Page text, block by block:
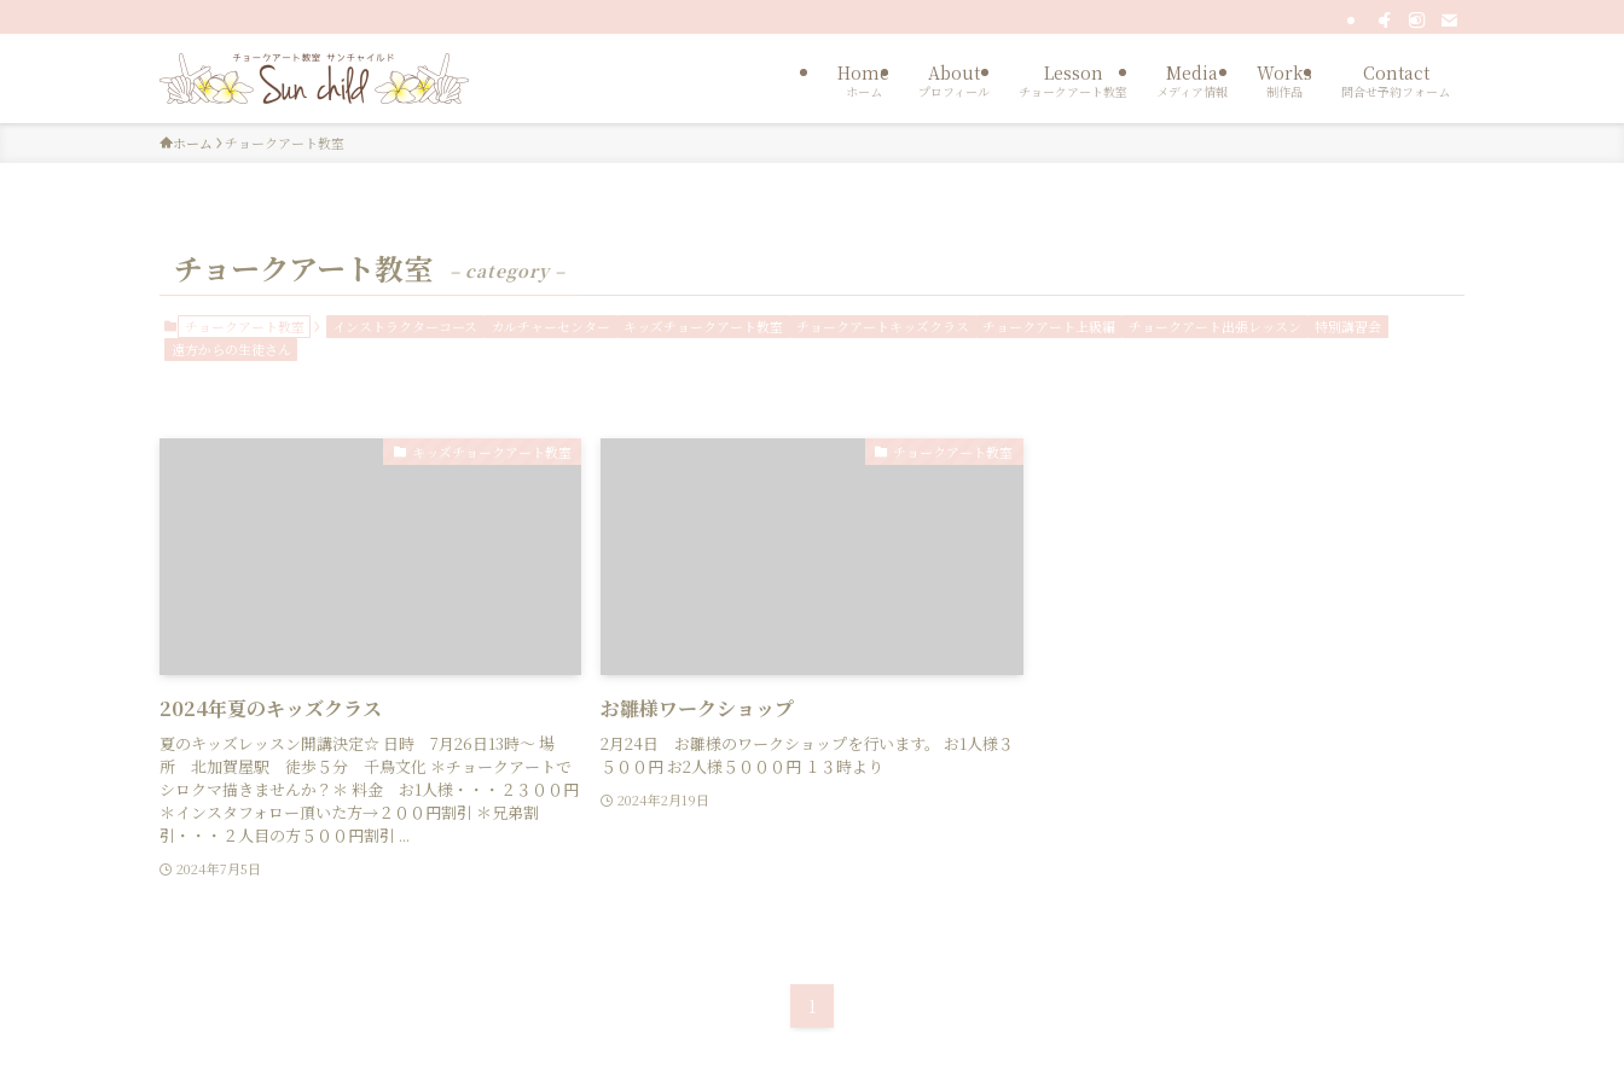
Home
ホーム
About
プロフィール
Lesson
チョークアート教室
Media
メディア情報
Works
制作品
Contact
問合せ予約フォーム
ホーム チョークアート教室
チョークアート教室 – category –
チョークアート教室 インストラクターコース カルチャーセンター キッズチョークアート教室 チョークアートキッズクラス チョークアート上級編 チョークアート出張レッスン
特別講習会
遠方からの生徒さん
キッズチョークアート教室
2024年夏のキッズクラス
夏のキッズレッスン開講決定☆ 日時 7月26日13時～ 場
所 北加賀屋駅 徒歩５分 千鳥文化 ＊チョークアートで
シロクマ描きませんか？＊ 料金 お1人様・・・２３００円
＊インスタフォロー頂いた方→２００円割引 ＊兄弟割
引・・・２人目の方５００円割引 ...
2024年7月5日
チョークアート教室
お雛様ワークショップ
2月24日 お雛様のワークショップを行います。 お1人様３
５００円 お2人様５０００円 １３時より
2024年2月19日
1